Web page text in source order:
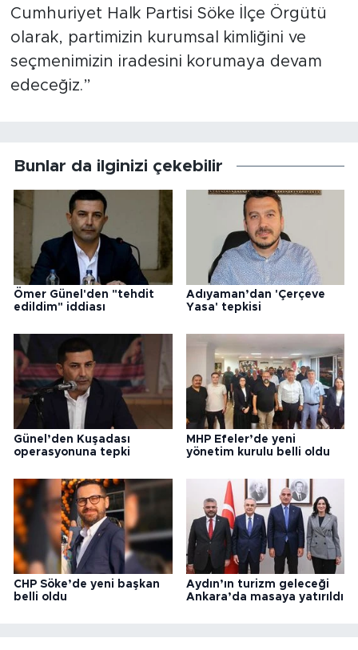
Cumhuriyet Halk Partisi Söke İlçe Örgütü
olarak, partimizin kurumsal kimliğini ve
seçmenimizin iradesini korumaya devam
edeceğiz.”
Bunlar da ilginizi çekebilir
Ömer Günel'den "tehdit
edildim" iddiası
Adıyaman’dan 'Çerçeve
Yasa' tepkisi
Günel’den Kuşadası
operasyonuna tepki
MHP Efeler’de yeni
yönetim kurulu belli oldu
CHP Söke’de yeni başkan
belli oldu
Aydın’ın turizm geleceği
Ankara’da masaya yatırıldı